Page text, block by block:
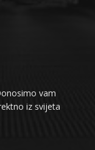
vam
iz svijeta